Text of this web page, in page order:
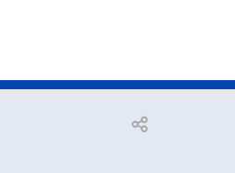
Open share